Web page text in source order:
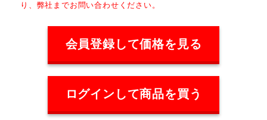
り、弊社までお問い合わせください。
会員登録して価格を見る
ログインして商品を買う